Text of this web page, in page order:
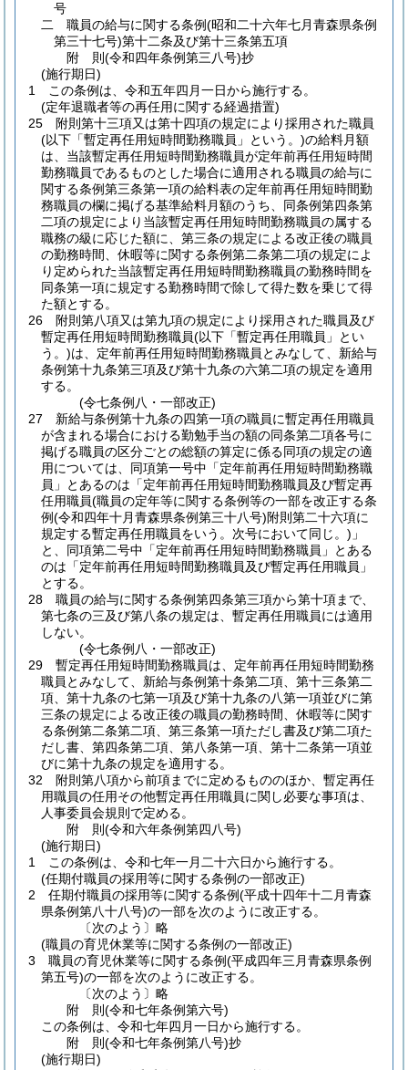
号
二
職員の給与に関する条例(昭和二十六年七月青森県条例
第三十七号)第十二条及び第十三条第五項
附 則(令和四年条例第三八号)抄
(施行期日)
1
この条例は、令和五年四月一日から施行する。
(定年退職者等の再任用に関する経過措置)
25
附則第十三項又は第十四項の規定により採用された職員
(以下「暫定再任用短時間勤務職員」という。)の給料月額
は、当該暫定再任用短時間勤務職員が定年前再任用短時間
勤務職員であるものとした場合に適用される職員の給与に
関する条例第三条第一項の給料表の定年前再任用短時間勤
務職員の欄に掲げる基準給料月額のうち、同条例第四条第
二項の規定により当該暫定再任用短時間勤務職員の属する
職務の級に応じた額に、第三条の規定による改正後の職員
の勤務時間、休暇等に関する条例第二条第二項の規定によ
り定められた当該暫定再任用短時間勤務職員の勤務時間を
同条第一項に規定する勤務時間で除して得た数を乗じて得
た額とする。
26
附則第八項又は第九項の規定により採用された職員及び
暫定再任用短時間勤務職員(以下「暫定再任用職員」とい
う。)は、定年前再任用短時間勤務職員とみなして、新給与
条例第十九条第三項及び第十九条の六第二項の規定を適用
する。
(令七条例八・一部改正)
27
新給与条例第十九条の四第一項の職員に暫定再任用職員
が含まれる場合における勤勉手当の額の同条第二項各号に
掲げる職員の区分ごとの総額の算定に係る同項の規定の適
用については、同項第一号中「定年前再任用短時間勤務職
員」とあるのは「定年前再任用短時間勤務職員及び暫定再
任用職員(職員の定年等に関する条例等の一部を改正する条
例(令和四年十月青森県条例第三十八号)附則第二十六項に
規定する暫定再任用職員をいう。次号において同じ。) 」
と、同項第二号中「定年前再任用短時間勤務職員」とある
のは「定年前再任用短時間勤務職員及び暫定再任用職員」
とする。
28
職員の給与に関する条例第四条第三項から第十項まで、
第七条の三及び第八条の規定は、暫定再任用職員には適用
しない。
(令七条例八・一部改正)
29
暫定再任用短時間勤務職員は、定年前再任用短時間勤務
職員とみなして、新給与条例第十条第二項、第十三条第二
項、第十九条の七第一項及び第十九条の八第一項並びに第
三条の規定による改正後の職員の勤務時間、休暇等に関す
る条例第二条第二項、第三条第一項ただし書及び第二項た
だし書、第四条第二項、第八条第一項、第十二条第一項並
びに第十九条の規定を適用する。
32
附則第八項から前項までに定めるもののほか、暫定再任
用職員の任用その他暫定再任用職員に関し必要な事項は、
人事委員会規則で定める。
附 則(令和六年条例第四八号)
(施行期日)
1
この条例は、令和七年一月二十六日から施行する。
(任期付職員の採用等に関する条例の一部改正)
2
任期付職員の採用等に関する条例(平成十四年十二月青森
県条例第八十八号)の一部を次のように改正する。
〔次のよう〕略
(職員の育児休業等に関する条例の一部改正)
3
職員の育児休業等に関する条例(平成四年三月青森県条例
第五号)の一部を次のように改正する。
〔次のよう〕略
附 則(令和七年条例第六号)
この条例は、令和七年四月一日から施行する。
附 則(令和七年条例第八号)抄
(施行期日)